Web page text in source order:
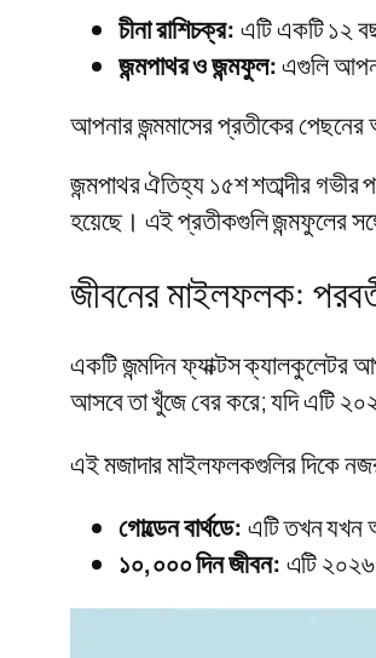
চীনা রাশিচক্র: এটি একটি ১২
জন্মপাথর ও জন্মফুল:এগুলি
আপনার জন্মমাসের প্রতীকের পেছনের
জন্মপাথর ঐতিহ্য ১৫শ শতাব্দীর গভীর
হয়েছে। এই প্রতীকগুলি জন্মফুলের
জীবনের মাইলফলক:
একটি জন্মদিন ফ্যাক্টস ক্যালকুলেটর
আসবে তা খুঁজে বের করে; যদি এটি
এই মজাদার মাইলফলকগুলির দিকে
গোল্ডেন বার্থডে: এটি তখন যখন
১০,০০০ দিন জীবন: এটি